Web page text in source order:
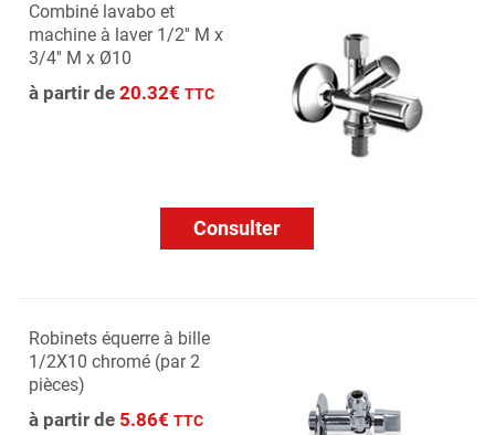
Combiné lavabo et
machine à laver 1/2'' M x
3/4'' M x Ø10
à partir de 20.32€ TTC
Consulter
Robinets équerre à bille
1/2X10 chromé (par 2
pièces)
à partir de 5.86€ TTC